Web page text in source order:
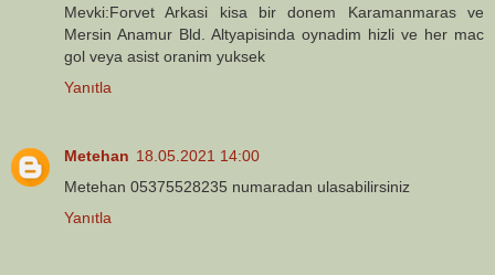
Mevki:Forvet Arkasi kisa bir donem Karamanmaras ve
Mersin Anamur Bld. Altyapisinda oynadim hizli ve her mac
gol veya asist oranim yuksek
Yanıtla
Metehan 18.05.2021 14:00
Metehan 05375528235 numaradan ulasabilirsiniz
Yanıtla